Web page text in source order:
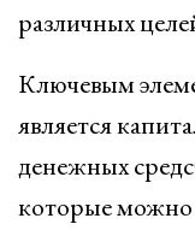
различных
Ключевым
является
денежных
которые можно